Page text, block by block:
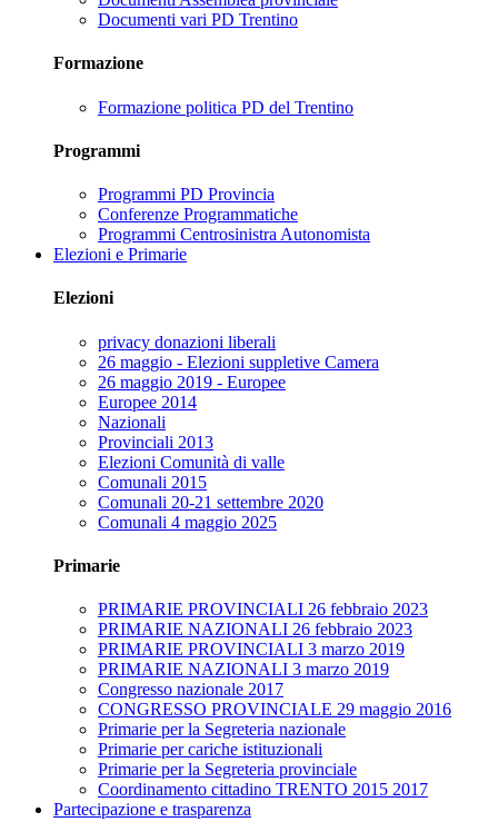
Documenti vari PD Trentino
Formazione
Formazione politica PD del Trentino
Programmi
Programmi PD Provincia
Conferenze Programmatiche
Programmi Centrosinistra Autonomista
Elezioni e Primarie
Elezioni
privacy donazioni liberali
26 maggio - Elezioni suppletive Camera
26 maggio 2019 - Europee
Europee 2014
Nazionali
Provinciali 2013
Elezioni Comunità di valle
Comunali 2015
Comunali 20-21 settembre 2020
Comunali 4 maggio 2025
Primarie
PRIMARIE PROVINCIALI 26 febbraio 2023
PRIMARIE NAZIONALI 26 febbraio 2023
PRIMARIE PROVINCIALI 3 marzo 2019
PRIMARIE NAZIONALI 3 marzo 2019
Congresso nazionale 2017
CONGRESSO PROVINCIALE 29 maggio 2016
Primarie per la Segreteria nazionale
Primarie per cariche istituzionali
Primarie per la Segreteria provinciale
Coordinamento cittadino TRENTO 2015 2017
Partecipazione e trasparenza